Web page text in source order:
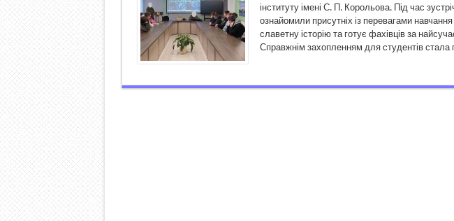
інституту імені С. П. Корольова. Під час
ознайомили присутніх із перевагами навчання
славетну історію та готує фахівців за
Справжнім захопленням для студентів стала